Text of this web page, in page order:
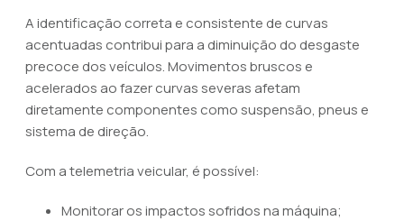
A identificação correta e consistente de curvas
acentuadas contribui para a diminuição do desgaste
precoce dos veículos. Movimentos bruscos e
acelerados ao fazer curvas severas afetam
diretamente componentes como suspensão, pneus e
sistema de direção.
Com a telemetria veicular, é possível:
Monitorar os impactos sofridos na máquina;